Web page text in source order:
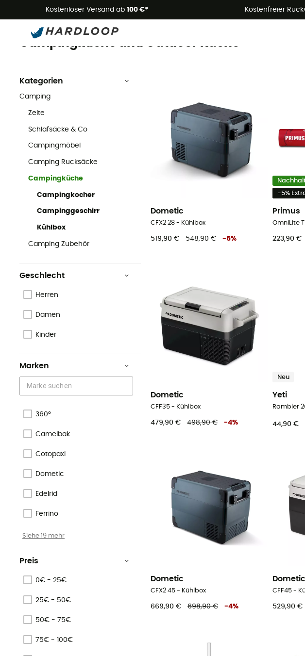
Kostenloser Versand ab 100 €* Kostenfreier
Sommerangebote🔥 -5%
Camping Campingküche
Campingküche und Outdoor Küche
Kategorien
Camping
Zelte
Schlafsäcke & Co
Campingmöbel
Camping Rucksäcke
Campingküche
Campingkocher
Campinggeschirr
Kühlbox
Camping Zubehör
Geschlecht
Herren
Damen
Kinder
Marken
360°
Camelbak
Cotopaxi
Dometic
Edelrid
Ferrino
Siehe 19 mehr
Preis
0€ - 25€
25€ - 50€
50€ - 75€
75€ - 100€
Dometic
CFX2 28 - Kühlbox
519,90 € 548,90 € -5%
-5%
Primus
223,90 €
Dometic
CFF35 - Kühlbox
479,90 € 498,90 € -4%
Neu
Yeti
Rambler
44,90 €
Dometic
CFX2 45 - Kühlbox
669,90 € 698,90 € -4%
Dometic
CFF45 -
529,90 €